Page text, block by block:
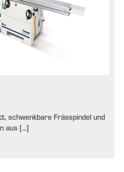
schwenkbare Frässpindel und
aus [...]